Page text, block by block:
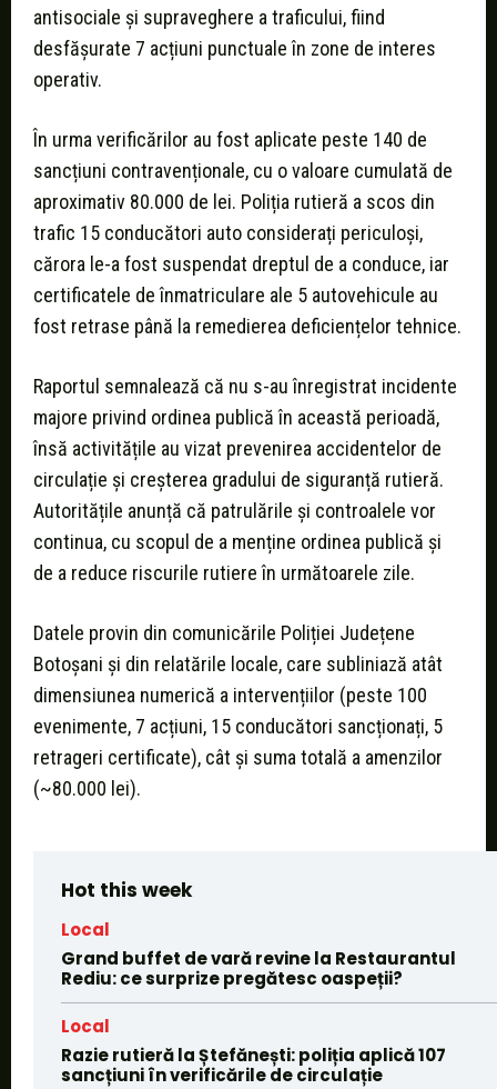
antisociale și supraveghere a traficului, fiind
desfășurate 7 acțiuni punctuale în zone de interes
operativ.
În urma verificărilor au fost aplicate peste 140 de
sancțiuni contravenționale, cu o valoare cumulată de
aproximativ 80.000 de lei. Poliția rutieră a scos din
trafic 15 conducători auto considerați periculoși,
cărora le-a fost suspendat dreptul de a conduce, iar
certificatele de înmatriculare ale 5 autovehicule au
fost retrase până la remedierea deficiențelor tehnice.
Raportul semnalează că nu s-au înregistrat incidente
majore privind ordinea publică în această perioadă,
însă activitățile au vizat prevenirea accidentelor de
circulație și creșterea gradului de siguranță rutieră.
Autoritățile anunță că patrulările și controalele vor
continua, cu scopul de a menține ordinea publică și
de a reduce riscurile rutiere în următoarele zile.
Datele provin din comunicările Poliției Județene
Botoșani și din relatările locale, care subliniază atât
dimensiunea numerică a intervențiilor (peste 100
evenimente, 7 acțiuni, 15 conducători sancționați, 5
retrageri certificate), cât și suma totală a amenzilor
(~80.000 lei).
Hot this week
Local
Grand buffet de vară revine la Restaurantul
Rediu: ce surprize pregătesc oaspeții?
Local
Razie rutieră la Ștefănești: poliția aplică 107
sancțiuni în verificările de circulație